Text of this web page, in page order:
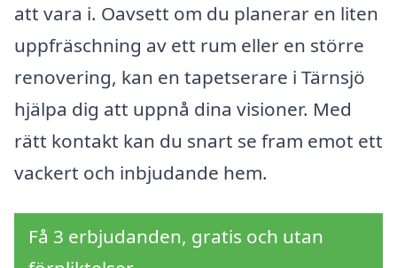
att vara i. Oavsett om du planerar en liten
uppfräschning av ett rum eller en större
renovering, kan en tapetserare i Tärnsjö
hjälpa dig att uppnå dina visioner. Med
rätt kontakt kan du snart se fram emot ett
vackert och inbjudande hem.
Få 3 erbjudanden, gratis och utan